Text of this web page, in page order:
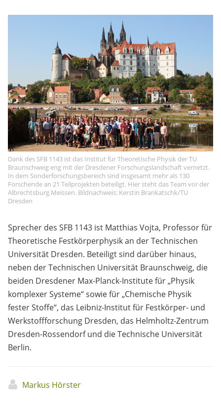
Dank des SFB 1143 ist das Institut für Theoretische Physik der TU
Braunschweig eng mit der Dresdener Forschungslandschaft vernetzt.
In dem Sonderforschungsbereich sind insgesamt mehr als 130
Forschende an 21 Teilprojekten beteiligt. Hier steht das Team vor der
Albrechtsburg Meissen. Bildnachweis: Kerstin Brankatschk/TU
Dresden
Sprecher des SFB 1143 ist Matthias Vojta, Professor für
Theoretische Festkörperphysik an der Technischen
Universität Dresden. Beteiligt sind darüber hinaus,
neben der Technischen Universität Braunschweig, die
beiden Dresdener Max-Planck-Institute für „Physik
komplexer Systeme“ sowie für „Chemische Physik
fester Stoffe“, das Leibniz-Institut für Festkörper- und
Werkstoffforschung Dresden, das Helmholtz-Zentrum
Dresden-Rossendorf und die Technische Universität
Berlin.
Markus Hörster